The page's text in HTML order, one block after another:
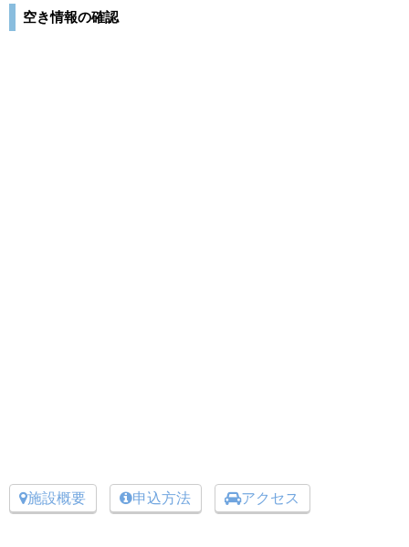
空き情報の確認
施設概要 申込方法 アクセス